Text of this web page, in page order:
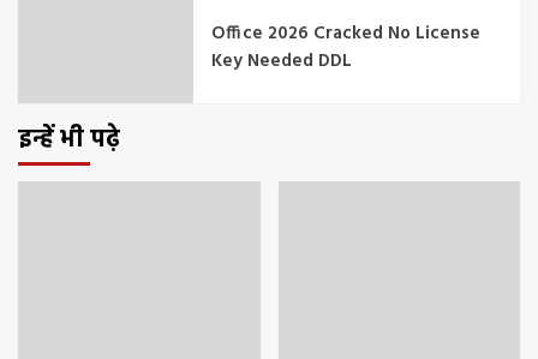
Office 2026 Cracked No License
Key Needed DDL
इन्हें भी पढ़े